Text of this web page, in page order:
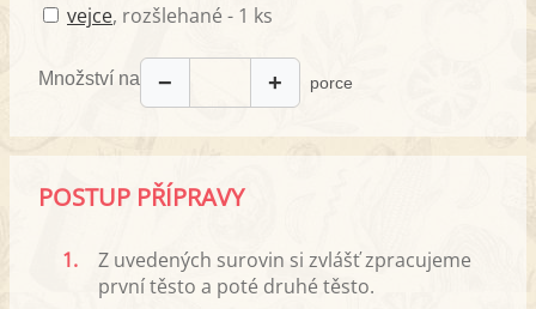
vejce, rozšlehané - 1 ks
Množství na − + porce
POSTUP PŘÍPRAVY
1.
Z uvedených surovin si zvlášť zpracujeme
první těsto a poté druhé těsto.